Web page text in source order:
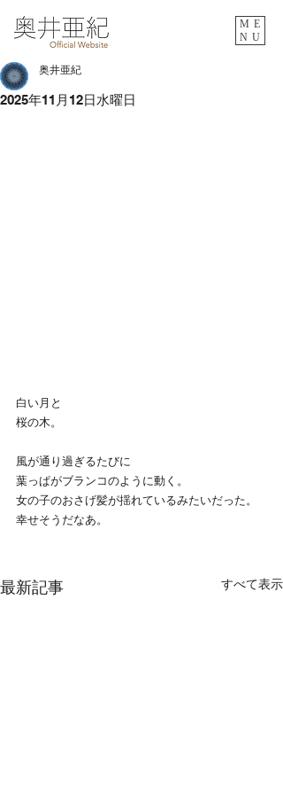
ME
NU
2025年11月12日水曜日
奥井亜紀
白い月と
桜の木。
風が通り過ぎるたびに
葉っぱがブランコのように動く。
女の子のおさげ髪が揺れているみたいだった。
幸せそうだなあ。
最新記事 すべて表示